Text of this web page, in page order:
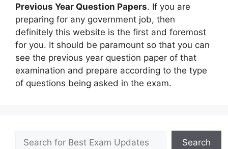
Previous Year Question Papers. If you are
preparing for any government job, then
definitely this website is the first and foremost
for you. It should be paramount so that you can
see the previous year question paper of that
examination and prepare according to the type
of questions being asked in the exam.
Search
Search